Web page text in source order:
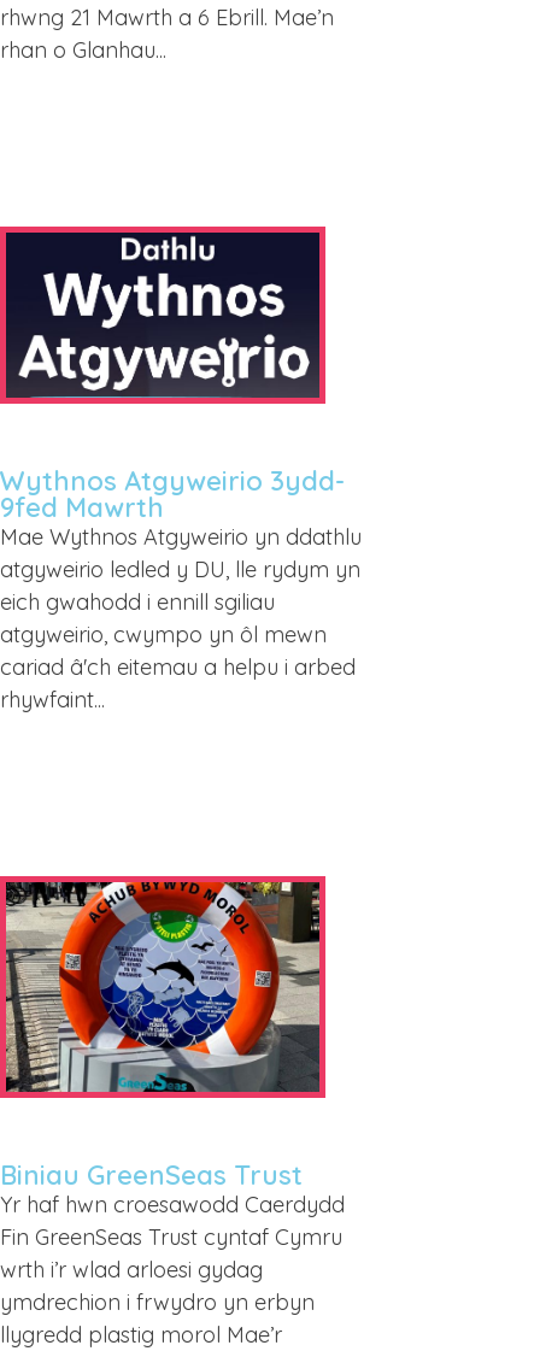
rhwng 21 Mawrth a 6 Ebrill. Mae’n
rhan o Glanhau...
Wythnos Atgyweirio 3ydd-
9fed Mawrth
Mae Wythnos Atgyweirio yn ddathlu
atgyweirio ledled y DU, lle rydym yn
eich gwahodd i ennill sgiliau
atgyweirio, cwympo yn ôl mewn
cariad â'ch eitemau a helpu i arbed
rhywfaint...
Biniau GreenSeas Trust
Yr haf hwn croesawodd Caerdydd
Fin GreenSeas Trust cyntaf Cymru
wrth i’r wlad arloesi gydag
ymdrechion i frwydro yn erbyn
llygredd plastig morol Mae’r